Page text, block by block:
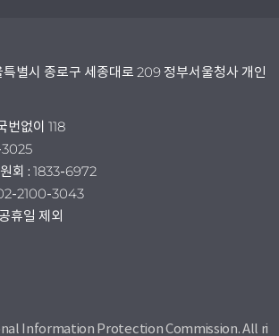
별시 종로구 세종대로 209 정부서울청사 개인
번없이 118
3025
회 : 1833-6972
2100-3043
휴일 제외
Information Protection Commission. All ri